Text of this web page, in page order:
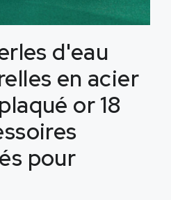
d'eau
en acier
or 18
pour